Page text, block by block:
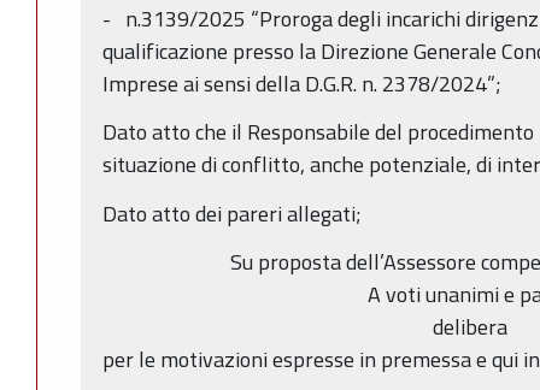
- n.3139/2025 “Proroga degli incarichi
qualificazione presso la Direzione Generale
Imprese ai sensi della D.G.R. n. 2378/2024”;
Dato atto che il Responsabile del
situazione di conflitto, anche potenziale, di
Dato atto dei pareri allegati;
Su proposta dell’Assessore
A voti unanimi e
delibera
per le motivazioni espresse in premessa e qui